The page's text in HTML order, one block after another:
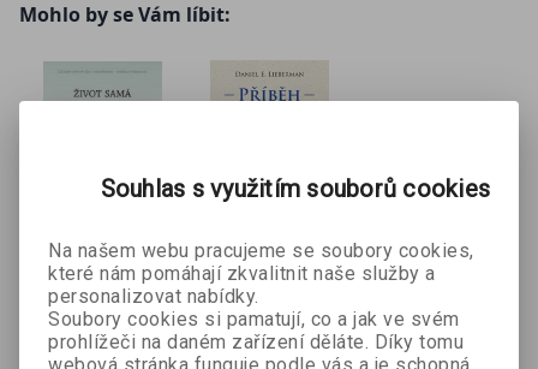
Mohlo by se Vám líbit:
Život samá
pohroma
Jon Kabat-Zinn
Příběh
lidského
těla
Daniel
Lieberman
Souhlas s využitím souborů cookies
Na našem webu pracujeme se soubory cookies,
které nám pomáhají zkvalitnit naše služby a
personalizovat nabídky.
Soubory cookies si pamatují, co a jak ve svém
prohlížeči na daném zařízení děláte. Díky tomu
webová stránka funguje podle vás a je schopná